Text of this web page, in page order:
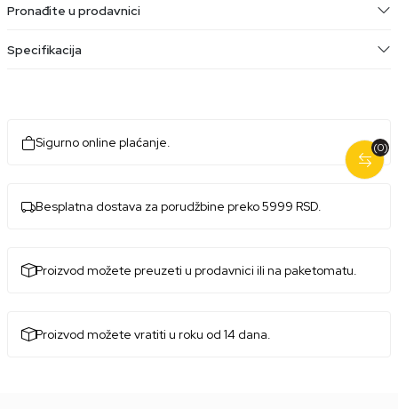
(0)
Pronađite u prodavnici
Specifikacija
Sigurno online plaćanje.
Besplatna dostava za porudžbine preko 5999 RSD.
Proizvod možete preuzeti u prodavnici ili na paketomatu.
Proizvod možete vratiti u roku od 14 dana.